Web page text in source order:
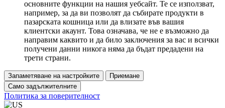
основните функции на нашия уебсайт. Те се използват,
например, за да ви позволят да събирате продукти в
пазарската кошница или да влизате във вашия
клиентски акаунт. Това означава, че не е възможно да
направим каквито и да било заключения за вас и всички
получени данни никога няма да бъдат предадени на
трети страни.
Запаметяване на настройките
Приемане
Само задължителните
Политика за поверителност